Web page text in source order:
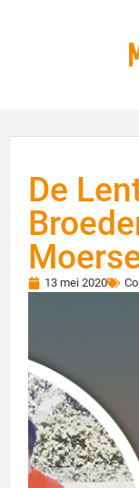
De
13 mei 2020